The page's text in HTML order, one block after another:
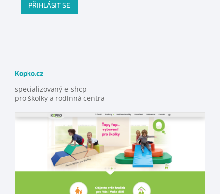
PŘIHLÁSIT SE
Kopko.cz
specializovaný e-shop
pro školky a rodinná centra